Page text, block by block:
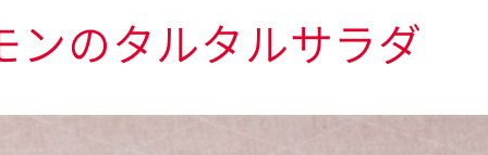
特集レシピ
明
お
ドレッシングなど
グループの事業
ンのタルタルサラダ